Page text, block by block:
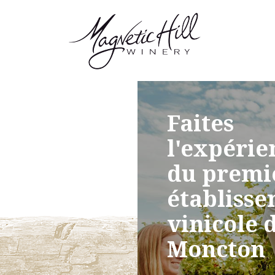
Faites
du
vinicole
Moncton